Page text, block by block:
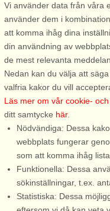
Stugnr: 65834
Håcksvik
4 personer, 40 m²
20 m till sjö/hav:.
läge utanför Håcksvik,
liten bit från Pinkeån som
upp till sjön Skyarpasjön.
kan ni riktigt koppla av med
ni båten av ägaren ...
Vi använder data från våra
använder dem i
att komma ihåg dina
din användning av
de mest relevanta
Nedan kan du välja att
valfria kakor du vill
Läs mer om vår cookie-
ditt samtycke här.
Nödvändiga: Dessa
webbplats fungerar
som att komma ihåg
Funktionella: Dessa
sökinställningar, t.ex.
Statistiska: Dessa